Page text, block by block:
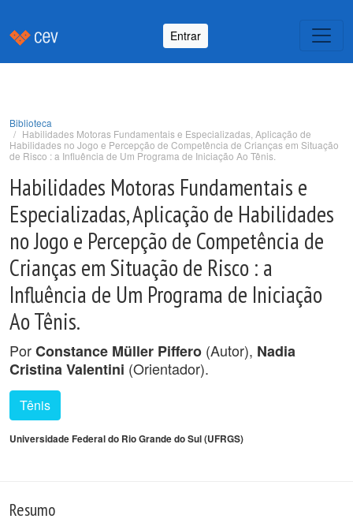
Entrar
Biblioteca
Habilidades Motoras Fundamentais e Especializadas, Aplicação de
Habilidades no Jogo e Percepção de Competência de Crianças em Situação
de Risco : a Influência de Um Programa de Iniciação Ao Tênis.
Habilidades Motoras Fundamentais e
Especializadas, Aplicação de Habilidades
no Jogo e Percepção de Competência de
Crianças em Situação de Risco : a
Influência de Um Programa de Iniciação
Ao Tênis.
PorConstance Müller Piffero (Autor), Nadia
Cristina Valentini (Orientador).
Tênis
Universidade Federal do Rio Grande do Sul (UFRGS)
Resumo